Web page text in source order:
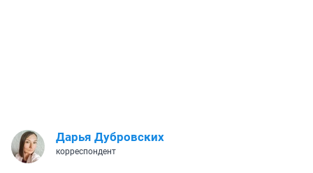
Дарья Дубровских
корреспондент